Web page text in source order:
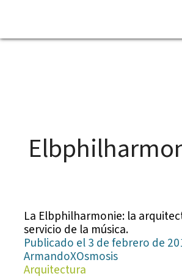
Saltar
La Elbphilharmonie: la
servicio de la música.
Publicado el 3 de febrero de
ArmandoXOsmosis
Arquitectura